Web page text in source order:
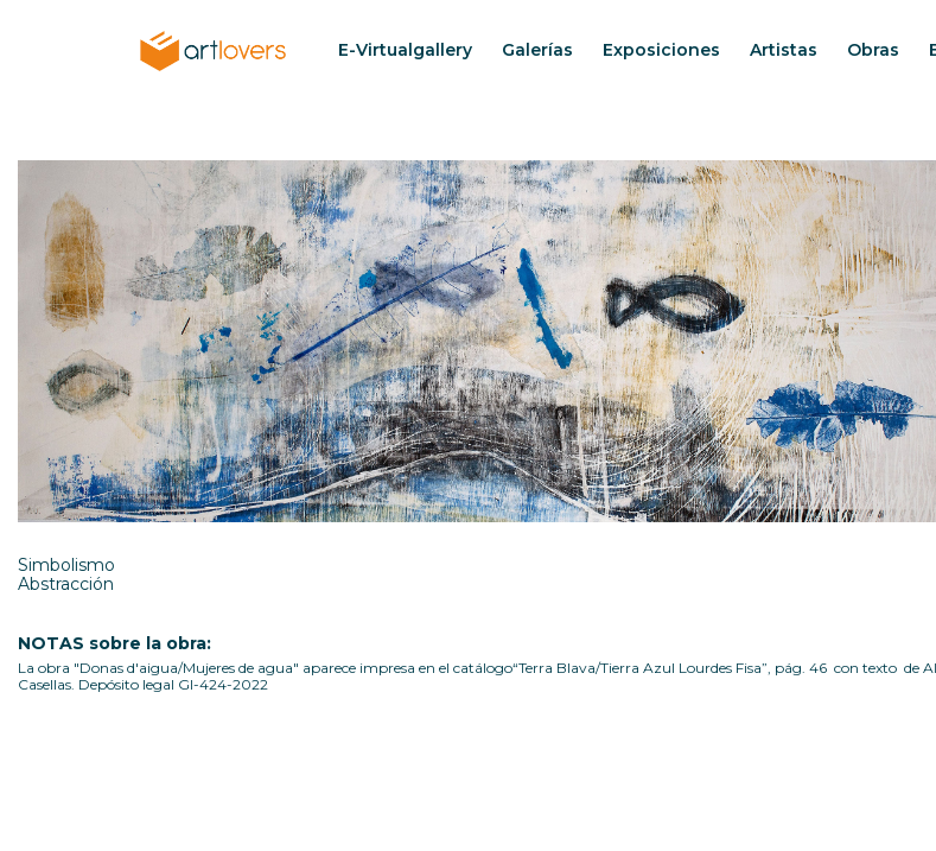
Menu
E-Virtualgallery Galerías Exposiciones Artistas Obras
Simbolismo
Abstracción
NOTAS sobre la obra:
La obra "Donas d'aigua/Mujeres de agua" aparece impresa en el catálogo“Terra Blava/Tierra Azul Lourdes Fisa”, pág. 46 con texto de
Casellas. Depósito legal GI-424-2022